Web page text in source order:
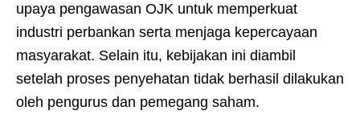
upaya pengawasan OJK untuk memperkuat
industri perbankan serta menjaga kepercayaan
masyarakat. Selain itu, kebijakan ini diambil
setelah proses penyehatan tidak berhasil dilakukan
oleh pengurus dan pemegang saham.